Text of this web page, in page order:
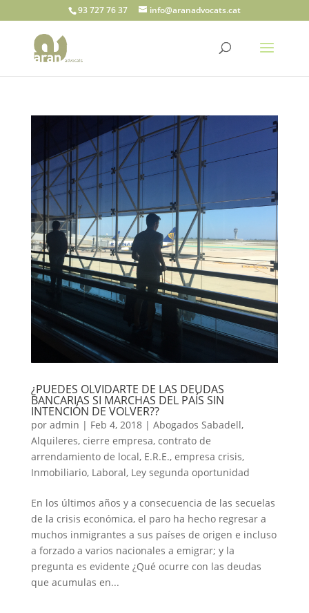
93 727 76 37 info@aranadvocats.cat
¿PUEDES OLVIDARTE DE LAS DEUDAS
BANCARIAS SI MARCHAS DEL PAÍS SIN
INTENCIÓN DE VOLVER??
por admin | Feb 4, 2018| Abogados Sabadell,
Alquileres, cierre empresa, contrato de
arrendamiento de local, E.R.E., empresa crisis,
Inmobiliario, Laboral, Ley segunda oportunidad
En los últimos años y a consecuencia de las secuelas
de la crisis económica, el paro ha hecho regresar a
muchos inmigrantes a sus países de origen e incluso
a forzado a varios nacionales a emigrar; y la
pregunta es evidente ¿Qué ocurre con las deudas
que acumulas en...